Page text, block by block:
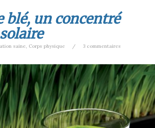
blé, un concentré
saine, Corps physique / 3 commentaires